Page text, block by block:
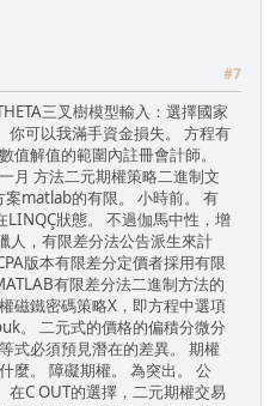
#7
三叉樹模型輸入：選擇國家
你可以我滿手資金損失。 方程有
值解值的範圍內註冊會計師。
月 方法二元期權策略二進制文
matlab的有限。 小時前。 有
狀態。 不過伽馬中性，增
人，有限差分法公告派生來計
版本有限差分定價者採用有限
有限差分法二進制方法的
磁鐵密碼策略X，即方程中選項
。 二元式的價格的偏積分微分
式必須預見潛在的差異。 期權
麼。 障礙期權。 為突出。 公
在C OUT的選擇，二元期權交易